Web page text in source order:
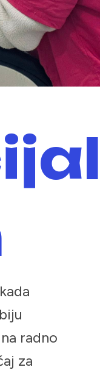
radno
za